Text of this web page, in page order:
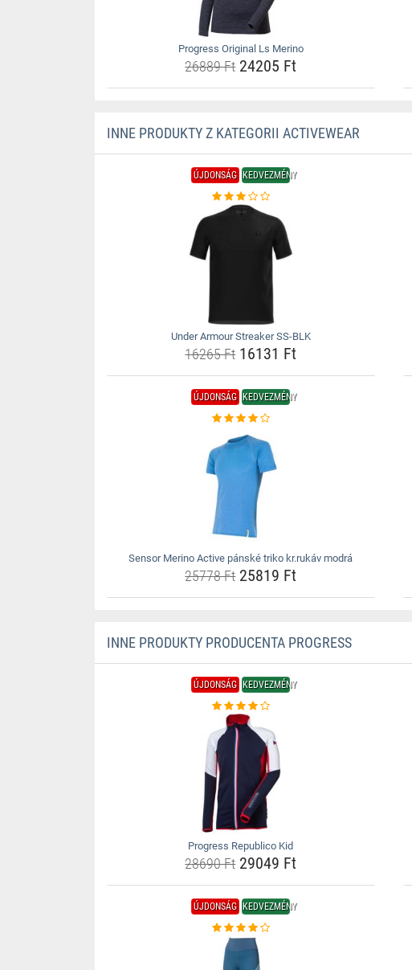
Progress Original Ls Merino
26889 Ft24205 Ft
INNE PRODUKTY Z KATEGORII ACTIVEWEAR
ÚJDONSÁG KEDVEZMÉNY
Under Armour Streaker SS-BLK
16265 Ft16131 Ft
ÚJDONSÁG KEDVEZMÉNY
Sensor Merino Active pánské triko kr.rukáv modrá
25778 Ft25819 Ft
INNE PRODUKTY PRODUCENTA PROGRESS
ÚJDONSÁG KEDVEZMÉNY
Progress Republico Kid
28690 Ft29049 Ft
ÚJDONSÁG KEDVEZMÉNY